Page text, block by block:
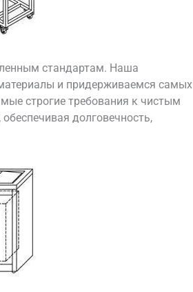
стандартам. Наша
и придерживаемся самых
строгие требования к чистым
долговечность,